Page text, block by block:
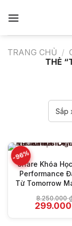
qua
TRANG CHỦ /
THẺ
-96%
Share Khóa
Performance
Từ Tomorrow
8.250.000
Giá
gốc
299.000